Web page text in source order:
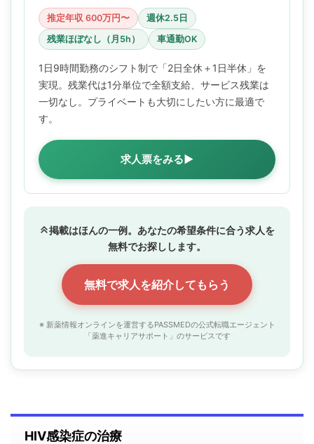
推定年収 600万円〜
週休2.5日
残業ほぼなし（月5h）
車通勤OK
1日9時間勤務のシフト制で「2日全休＋1日半休」を
実現。残業代は1分単位で全額支給、サービス残業は
一切なし。プライベートも大切にしたい方に最適で
す。
求人票をみる▶
掲載はほんの一例。あなたの希望条件に合う求人を
無料でお探しします。
無料で求人を紹介してもらう
※ 新薬情報オンラインを運営するPASSMEDの公式転職エージェント
「薬進キャリアサポート」のサービスです
HIV感染症の治療